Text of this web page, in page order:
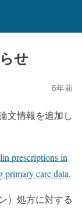
せ
6年前
文情報を追加し
prescriptions in
primary care data.
）処方に対する